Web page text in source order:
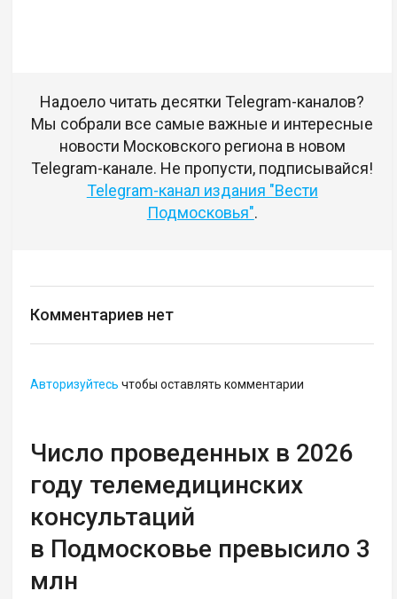
Надоело читать десятки Telegram-каналов?
Мы собрали все самые важные и интересные
новости Московского региона в новом
Telegram-канале. Не пропусти, подписывайся!
Telegram-канал издания "Вести
Подмосковья".
Комментариев нет
Авторизуйтесь чтобы оставлять комментарии
Число проведенных в 2026
году телемедицинских
консультаций
в Подмосковье превысило 3
млн